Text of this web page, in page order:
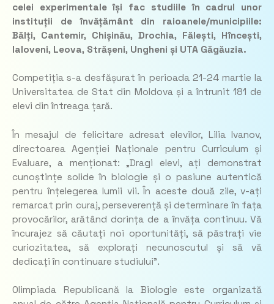
celei experimentale își fac studiile în cadrul unor
instituții de învățământ din raioanele/municipiile:
Bălți, Cantemir, Chișinău, Drochia, Fălești, Hîncești,
Ialoveni, Leova, Strășeni, Ungheni și UTA Găgăuzia.
Competiția s-a desfășurat în perioada 21-24 martie la
Universitatea de Stat din Moldova și a întrunit 181 de
elevi din întreaga țară.
În mesajul de felicitare adresat elevilor, Lilia Ivanov,
directoarea Agenției Naționale pentru Curriculum și
Evaluare, a menționat: „Dragi elevi, ați demonstrat
cunoștințe solide în biologie și o pasiune autentică
pentru înțelegerea lumii vii. În aceste două zile, v-ați
remarcat prin curaj, perseverență și determinare în fața
provocărilor, arătând dorința de a învăța continuu. Vă
încurajez să căutați noi oportunități, să păstrați vie
curiozitatea, să explorați necunoscutul și să vă
dedicați în continuare studiului”.
Olimpiada Republicană la Biologie este organizată